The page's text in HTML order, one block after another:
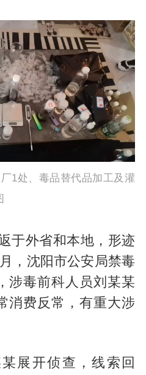
1处、毒品替代品加工及灌
于外省和本地，形迹
，沈阳市公安局禁毒
涉毒前科人员刘某某
消费反常，有重大涉
展开侦查，线索回